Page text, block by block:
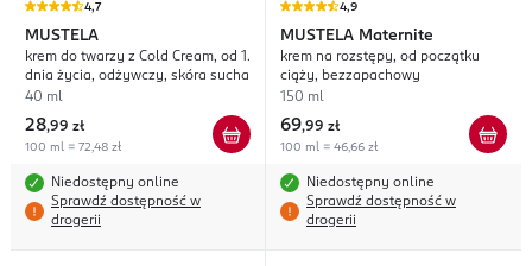
4,7
MUSTELA
krem do twarzy z Cold Cream, od 1.
dnia życia, odżywczy, skóra sucha
40 ml
28,99 zł
100 ml = 72,48 zł
Niedostępny online
Sprawdź dostępność w
drogerii
4,9
MUSTELA Maternite
krem na rozstępy, od początku
ciąży, bezzapachowy
150 ml
69,99 zł
100 ml = 46,66 zł
Niedostępny online
Sprawdź dostępność w
drogerii